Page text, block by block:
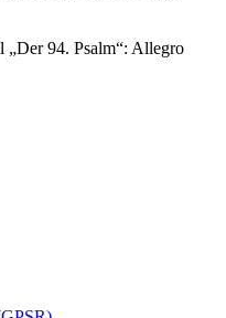
„Der 94. Psalm“: Allegro